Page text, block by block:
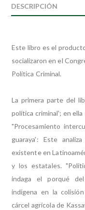
DESCRIPCIÓN
Este libro es el
socializaron en el
Política Criminal.
La primera parte del
política criminal'; en
"Procesamiento
guaraya': Este
existente en
y los estatales.
indaga el porqué
indígena en la
cárcel agrícola de